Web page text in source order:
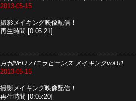
2013-05-15
撮影メイキング映像配信！
再生時間 [0:05:21]
月刊NEO バニラビーンズ メイキングvol.01
2013-05-15
撮影メイキング映像配信！
再生時間 [0:05:20]